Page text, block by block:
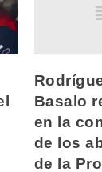
Basalo
en la
de los
de la